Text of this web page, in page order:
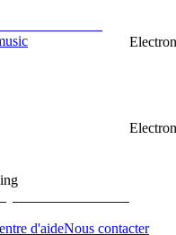
d'aideNous contacter